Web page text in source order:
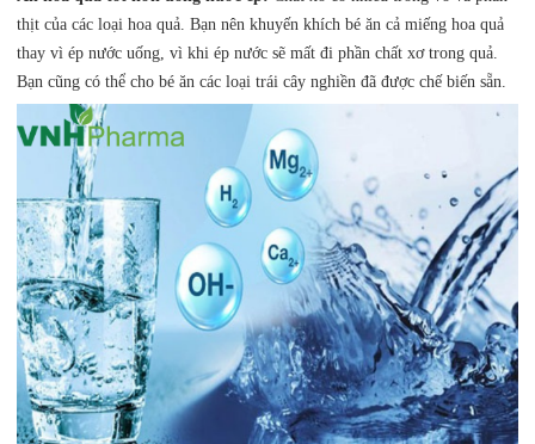
thịt của các loại hoa quả. Bạn nên khuyến khích bé ăn cả miếng hoa quả
thay vì ép nước uống, vì khi ép nước sẽ mất đi phần chất xơ trong quả.
Bạn cũng có thể cho bé ăn các loại trái cây nghiền đã được chế biến sẵn.